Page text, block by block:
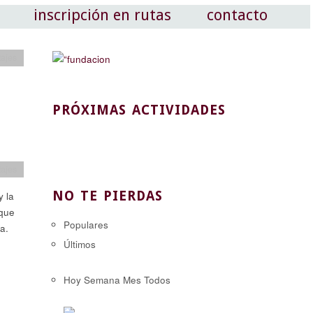
inscripción en rutas contacto
la
PRÓXIMAS ACTIVIDADES
NO TE PIERDAS
Populares
Últimos
Hoy Semana Mes Todos